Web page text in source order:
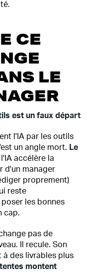
CE
LE
est un faux départ
l'IA par les outils
un angle mort. Le
accélère la
d'un manager
proprement)
reste
les bonnes
cap.
pas de
Il recule. Son
des livrables plus
montent